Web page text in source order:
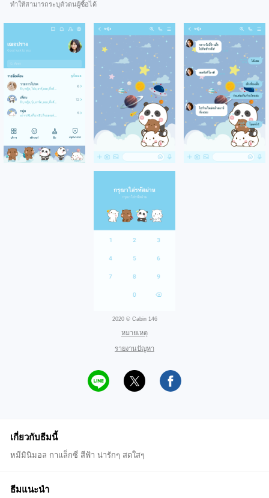
ทำให้สามารถระบุตัวตนผู้ซื้อได้
2020 © Cabin 146
หมายเหตุ
รายงานปัญหา
เกี่ยวกับธีมนี้
หมีมินิมอล กาแล็กซี่ สีฟ้า น่ารักๆ สดใสๆ
ธีมแนะนำ